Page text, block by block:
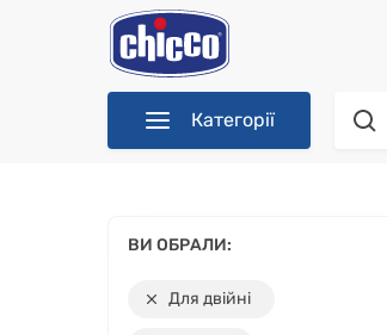
Категорії
ВИ ОБРАЛИ:
Для двійні